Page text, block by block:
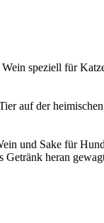
speziell für
auf der
und Sake für
heran